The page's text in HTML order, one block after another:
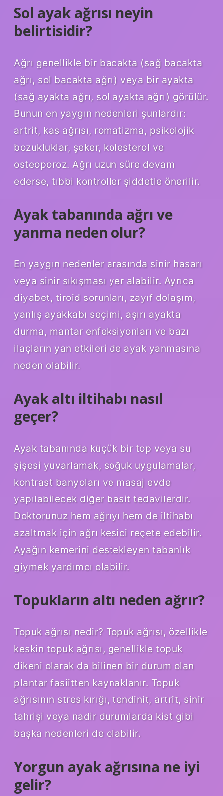
Sol ayak ağrısı neyin
belirtisidir?
Ağrı genellikle bir bacakta (sağ bacakta
ağrı, sol bacakta ağrı) veya bir ayakta
(sağ ayakta ağrı, sol ayakta ağrı) görülür.
Bunun en yaygın nedenleri şunlardır:
artrit, kas ağrısı, romatizma, psikolojik
bozukluklar, şeker, kolesterol ve
osteoporoz. Ağrı uzun süre devam
ederse, tıbbi kontroller şiddetle önerilir.
Ayak tabanında ağrı ve
yanma neden olur?
En yaygın nedenler arasında sinir hasarı
veya sinir sıkışması yer alabilir. Ayrıca
diyabet, tiroid sorunları, zayıf dolaşım,
yanlış ayakkabı seçimi, aşırı ayakta
durma, mantar enfeksiyonları ve bazı
ilaçların yan etkileri de ayak yanmasına
neden olabilir.
Ayak altı iltihabı nasıl
geçer?
Ayak tabanında küçük bir top veya su
şişesi yuvarlamak, soğuk uygulamalar,
kontrast banyoları ve masaj evde
yapılabilecek diğer basit tedavilerdir.
Doktorunuz hem ağrıyı hem de iltihabı
azaltmak için ağrı kesici reçete edebilir.
Ayağın kemerini destekleyen tabanlık
giymek yardımcı olabilir.
Topukların altı neden ağrır?
Topuk ağrısı nedir? Topuk ağrısı, özellikle
keskin topuk ağrısı, genellikle topuk
dikeni olarak da bilinen bir durum olan
plantar fasiitten kaynaklanır. Topuk
ağrısının stres kırığı, tendinit, artrit, sinir
tahrişi veya nadir durumlarda kist gibi
başka nedenleri de olabilir.
Yorgun ayak ağrısına ne iyi
gelir?